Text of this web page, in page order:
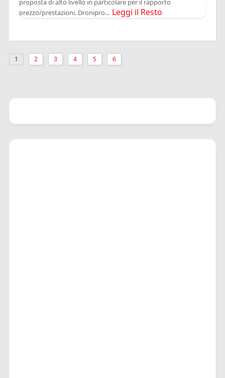
proposta di alto livello in particolare per il rapporto
prezzo/prestazioni. Dronipro... Leggi il Resto
1 2 3 4 5 6